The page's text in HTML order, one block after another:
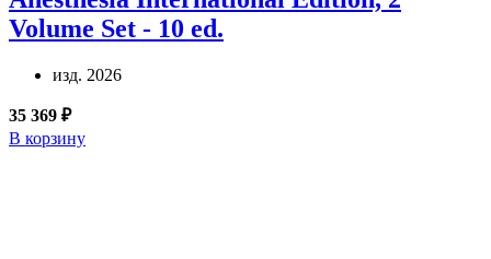
Volume Set - 10 ed.
изд. 2026
35 369 ₽
В корзину